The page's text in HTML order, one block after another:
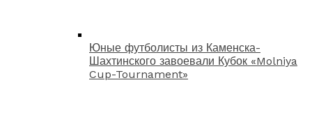
Юные футболисты из Каменска-
Шахтинского завоевали Кубок «Molniya
Cup-Tournament»